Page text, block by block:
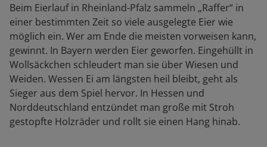
Beim Eierlauf in Rheinland-Pfalz sammeln „Raffer“ in
einer bestimmten Zeit so viele ausgelegte Eier wie
möglich ein. Wer am Ende die meisten vorweisen kann,
gewinnt. In Bayern werden Eier geworfen. Eingehüllt in
Wollsäckchen schleudert man sie über Wiesen und
Weiden. Wessen Ei am längsten heil bleibt, geht als
Sieger aus dem Spiel hervor. In Hessen und
Norddeutschland entzündet man große mit Stroh
gestopfte Holzräder und rollt sie einen Hang hinab.